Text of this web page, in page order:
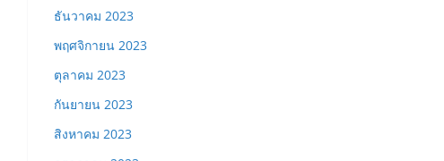
ธันวาคม 2023
พฤศจิกายน 2023
ตุลาคม 2023
กันยายน 2023
สิงหาคม 2023